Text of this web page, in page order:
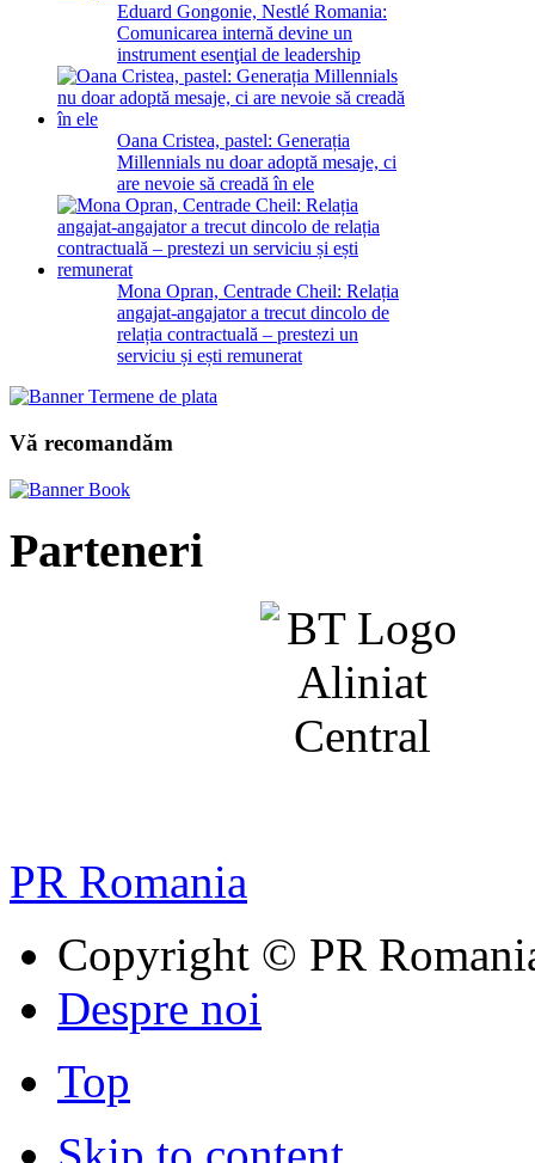
Eduard Gongonie, Nestlé Romania:
Comunicarea internă devine un
instrument esenţial de leadership
Oana Cristea, pastel: Generația
Millennials nu doar adoptă mesaje, ci
are nevoie să creadă în ele
Mona Opran, Centrade Cheil: Relația
angajat-angajator a trecut dincolo de
relația contractuală – prestezi un
serviciu și ești remunerat
Vă recomandăm
Parteneri
PR Romania
Copyright © PR
Despre noi
Top